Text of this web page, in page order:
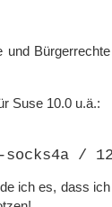
Suse 10.0 u.ä.:
socks4a /
ich es, dass